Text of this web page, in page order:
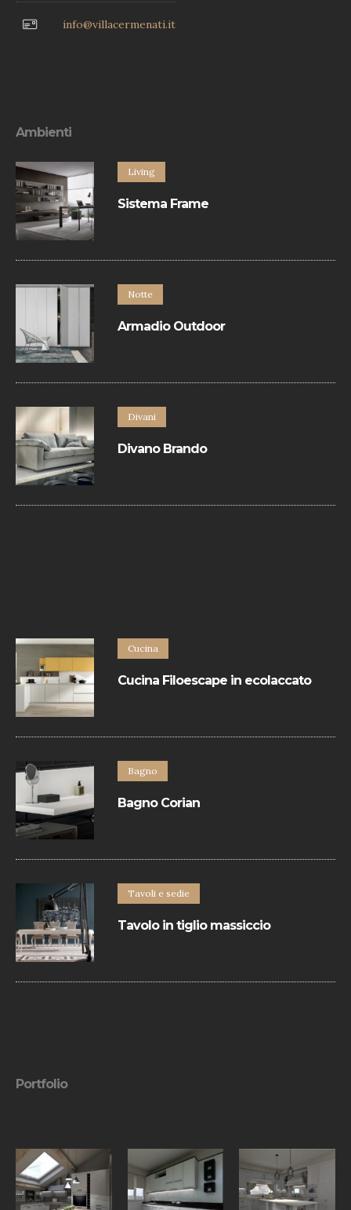
info@villacermenati.it
Ambienti
Living
Sistema Frame
accostamento di un’ampia varietà di
Notte
Armadio Outdoor
Divani
Divano Brando
Cucina
Cucina Filoescape in ecolaccato
sono realizzate con materiali eccellenti.
Bagno
Bagno Corian
di elegante arredo, integrandosi in ogni
Tavoli e sedie
Tavolo in tiglio massiccio
diversi colori e finiture del legno
Portfolio